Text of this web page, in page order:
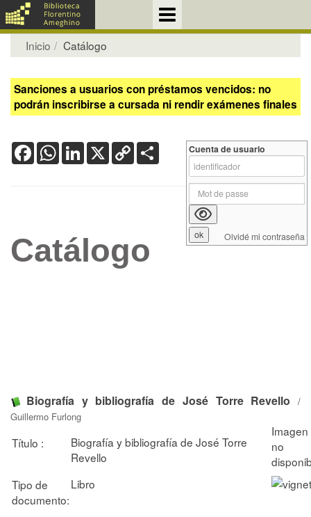
Inicio Catálogo
Sanciones a usuarios con préstamos vencidos: no
podrán inscribirse a cursada ni rendir exámenes finales
FacebookWhatsApp
LinkedIn
X Copy
Link
Catálogo
Biografía y bibliografía de José Torre Revello /
Guillermo Furlong
Título :
Biografía y bibliografía de José Torre
Revello
Tipo de
documento:
Libro
Cuenta de usuario
Olvidé mi contraseña